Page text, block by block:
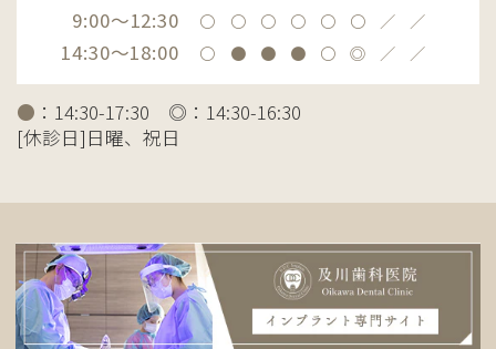
9:00～12:30 〇 〇 〇 〇 〇 〇 ／ ／
14:30～18:00 〇 ● ● ● 〇 ◎ ／ ／
● ：14:30-17:30 ◎：14:30-16:30
[休診日]日曜、祝日